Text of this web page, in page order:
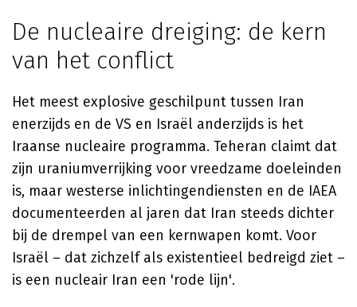
De nucleaire dreiging: de kern
van het conflict
Het meest explosive geschilpunt tussen Iran
enerzijds en de VS en Israël anderzijds is het
Iraanse nucleaire programma. Teheran claimt dat
zijn uraniumverrijking voor vreedzame doeleinden
is, maar westerse inlichtingendiensten en de IAEA
documenteerden al jaren dat Iran steeds dichter
bij de drempel van een kernwapen komt. Voor
Israël – dat zichzelf als existentieel bedreigd ziet –
is een nucleair Iran een 'rode lijn'.